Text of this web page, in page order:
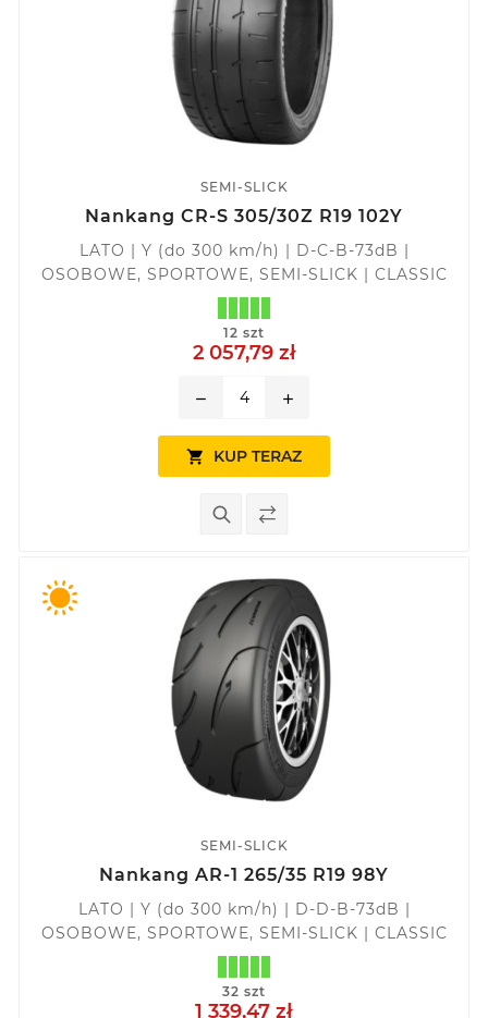
SEMI-SLICK
Nankang CR-S 305/30Z R19 102Y
LATO | Y (do 300 km/h) | D-C-B-73dB |
OSOBOWE, SPORTOWE, SEMI-SLICK | CLASSIC
12 szt
2 057,79 zł
remove add
 KUP TERAZ
SEMI-SLICK
Nankang AR-1 265/35 R19 98Y
LATO | Y (do 300 km/h) | D-D-B-73dB |
OSOBOWE, SPORTOWE, SEMI-SLICK | CLASSIC
32 szt
1 339,47 zł